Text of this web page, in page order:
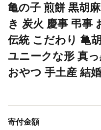
亀の子 煎餅 黒胡
き 炭火 慶事 弔事
伝統 こだわり 亀
ユニークな形 真
おやつ 手土産 結
寄付金額